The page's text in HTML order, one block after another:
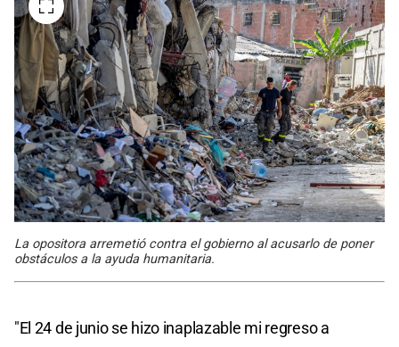
La opositora arremetió contra el gobierno al acusarlo de poner
obstáculos a la ayuda humanitaria.
"El 24 de junio se hizo inaplazable mi regreso a